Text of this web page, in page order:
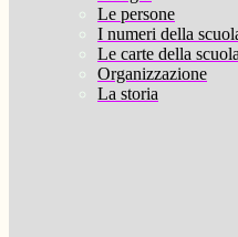
Le persone
I numeri della
Le carte della scuola
Organizzazione
La storia